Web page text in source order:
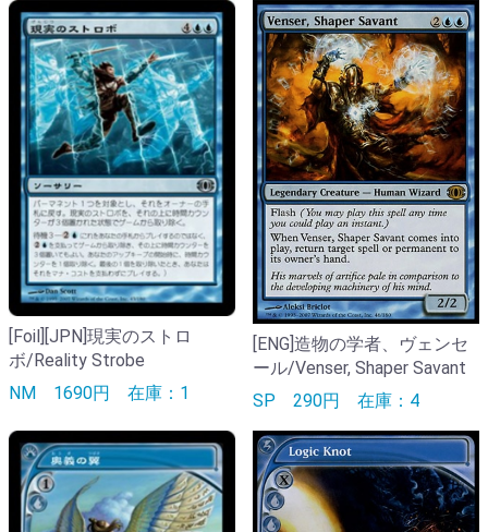
[Foil][JPN]現実のストロ
ボ/Reality Strobe
NM 1690円 在庫：1
[ENG]造物の学者、ヴェンセ
ール/Venser, Shaper Savant
SP 290円 在庫：4